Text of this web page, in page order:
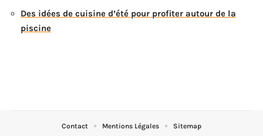
Des idées de cuisine d’été pour profiter autour de la
piscine
Contact Mentions Légales Sitemap